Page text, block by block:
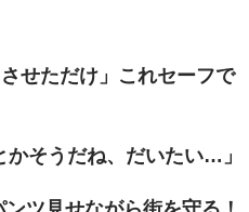
せただけ」これセーフで
そうだね、だいたい…」